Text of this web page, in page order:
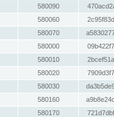
580090
580060
580070
580000
580010
580020
580030
580160
580170